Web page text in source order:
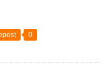
0